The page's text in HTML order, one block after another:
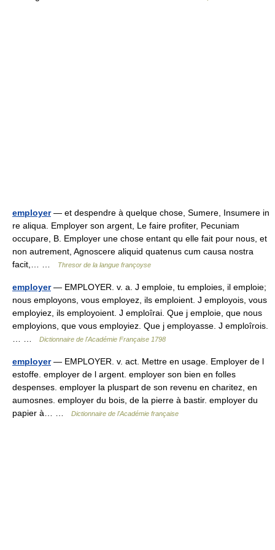
employer— et despendre à quelque chose, Sumere, Insumere in
re aliqua. Employer son argent, Le faire profiter, Pecuniam
occupare, B. Employer une chose entant qu elle fait pour nous, et
non autrement, Agnoscere aliquid quatenus cum causa nostra
facit,… …
Thresor de la langue françoyse
employer— EMPLOYER. v. a. J emploie, tu emploies, il emploie;
nous employons, vous employez, ils emploient. J employois, vous
employiez, ils employoient. J emploîrai. Que j emploie, que nous
employions, que vous employiez. Que j employasse. J emploîrois.
Dictionnaire de l'Académie Française 1798
employer— EMPLOYER. v. act. Mettre en usage. Employer de l
estoffe. employer de l argent. employer son bien en folles
despenses. employer la pluspart de son revenu en charitez, en
aumosnes. employer du bois, de la pierre à bastir. employer du
papier à… …
Dictionnaire de l'Académie française